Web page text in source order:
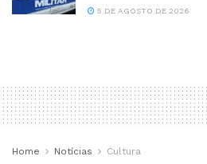
5 DE AGOSTO DE 2026
Home Notícias Cultura